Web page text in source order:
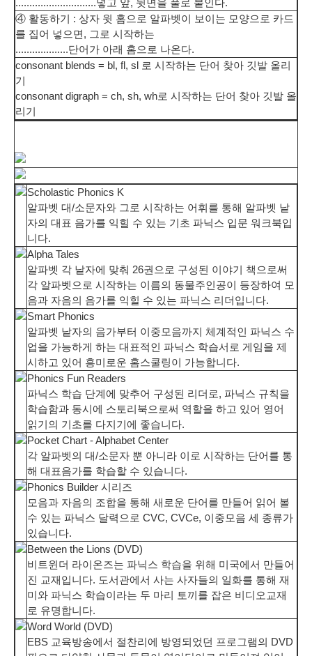
.............................넣고 앞, 뒷면을 풀로 붙인다.
④ 활동하기 : 상자 윗 홈으로 알파벳이 보이는 모양으로 카드
를 집어 넣으면, 그로 시작하는
...................단어가 아래 홈으로 나온다.
consonant blends = bl, fl, sl 로 시작하는 단어 찾아 깃발 올리
기
consonant digraph = ch, sh, wh로 시작하는 단어 찾아 깃발 올
리기
Scholastic Phonics K
알파벳 대/소문자와 그로 시작하는 어휘를 통해 알파벳 낱
자의 대표 음가를 익힐 수 있는 기초 파닉스 입문 워크북입
니다.
Alpha Tales
알파벳 각 낱자에 맞춰 26권으로 구성된 이야기 책으로써
각 알파벳으로 시작하는 이름의 동물주인공이 등장하여 모
음과 자음의 음가를 익힐 수 있는 파닉스 리더입니다.
Smart Phonics
알파벳 낱자의 음가부터 이중모음까지 체계적인 파닉스 수
업을 가능하게 하는 대표적인 파닉스 학습서로 게임을 제
시하고 있어 흥미로운 홈스쿨링이 가능합니다.
Phonics Fun Readers
파닉스 학습 단계에 맞추어 구성된 리더로, 파닉스 규칙을
학습함과 동시에 스토리북으로써 역할을 하고 있어 영어
읽기의 기초를 다지기에 좋습니다.
Pocket Chart - Alphabet Center
각 알파벳의 대/소문자 뿐 아니라 이로 시작하는 단어를 통
해 대표음가를 학습할 수 있습니다.
Phonics Builder 시리즈
모음과 자음의 조합을 통해 새로운 단어를 만들어 읽어 볼
수 있는 파닉스 달력으로 CVC, CVCe, 이중모음 세 종류가
있습니다.
Between the Lions (DVD)
비트윈더 라이온즈는 파닉스 학습을 위해 미국에서 만들어
진 교재입니다. 도서관에서 사는 사자들의 일화를 통해 재
미와 파닉스 학습이라는 두 마리 토끼를 잡은 비디오교재
로 유명합니다.
Word World (DVD)
EBS 교육방송에서 절찬리에 방영되었던 프로그램의 DVD